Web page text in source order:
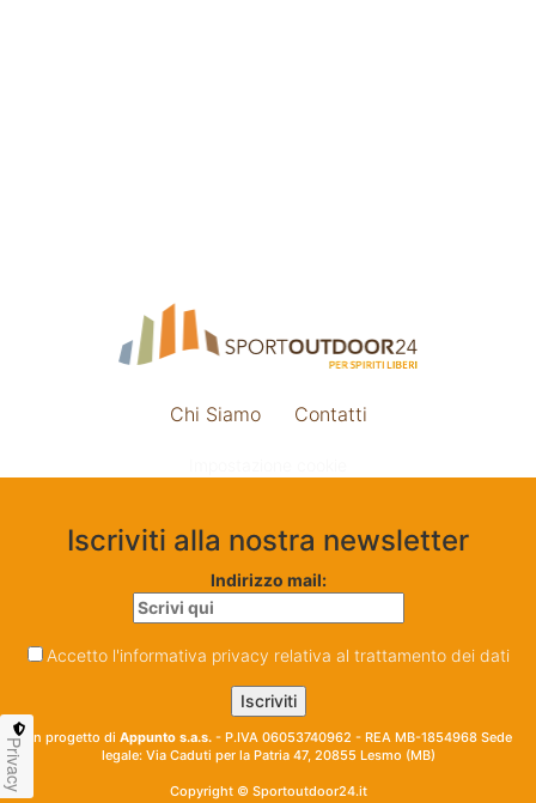
Chi Siamo Contatti
Iscriviti alla nostra newsletter
Indirizzo mail:
Accetto l'informativa privacy relativa al trattamento dei dati
Un progetto di Appunto s.a.s. - P.IVA 06053740962 - REA MB-1854968 Sede
legale: Via Caduti per la Patria 47, 20855 Lesmo (MB)
Copyright © Sportoutdoor24.it
Privacy